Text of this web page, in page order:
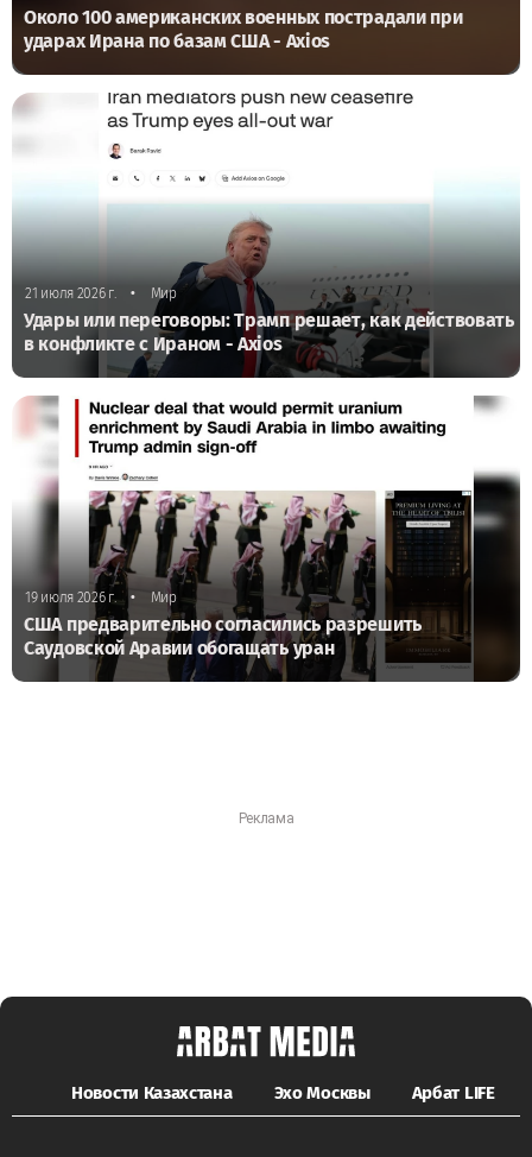
Около 100 американских военных пострадали при
ударах Ирана по базам США - Axios
21 июля 2026 г. • Мир
Удары или переговоры: Трамп решает, как действовать
в конфликте с Ираном - Axios
19 июля 2026 г. • Мир
США предварительно согласились разрешить
Саудовской Аравии обогащать уран
Новости Казахстана Эхо Москвы Арбат LIFE